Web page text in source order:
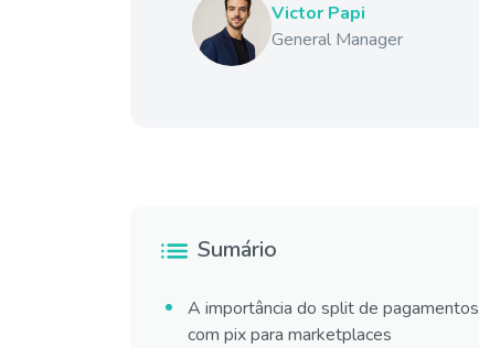
Victor Papi
General Manager
Sumário
A importância do split de pagamentos
com pix para marketplaces